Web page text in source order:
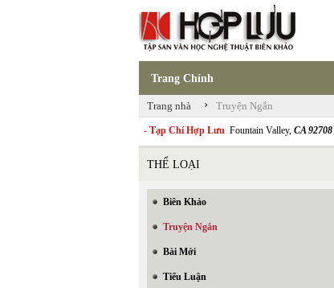
Trang Chính
Trang nhà › Truyện Ngắn
- Tạp Chí Hợp Lưu Fountain Valley, CA 92708
THỂ LOẠI
Biên Khảo
Truyện Ngắn
Bài Mới
Tiểu Luận